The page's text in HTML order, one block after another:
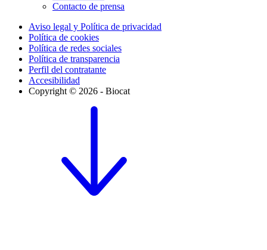
Contacto de prensa
Aviso legal y Política de privacidad
Política de cookies
Política de redes sociales
Política de transparencia
Perfil del contratante
Accesibilidad
Copyright © 2026 - Biocat